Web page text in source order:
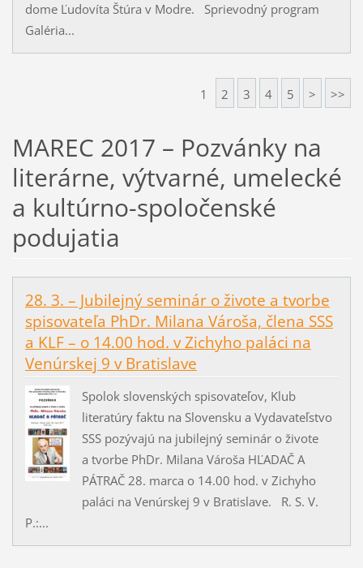
dome Ľudovíta Štúra v Modre. Sprievodný program
Galéria...
1 2 3 4 5 > >>
MAREC 2017 – Pozvánky na
literárne, výtvarné, umelecké
a kultúrno-spoločenské
podujatia
28. 3. – Jubilejný seminár o živote a tvorbe
spisovateľa PhDr. Milana Vároša, člena SSS
a KLF – o 14.00 hod. v Zichyho paláci na
Venúrskej 9 v Bratislave
Spolok slovenských spisovateľov, Klub
literatúry faktu na Slovensku a Vydavateľstvo
SSS pozývajú na jubilejný seminár o živote
a tvorbe PhDr. Milana Vároša HĽADAČ A
PÁTRAČ 28. marca o 14.00 hod. v Zichyho
paláci na Venúrskej 9 v Bratislave. R. S. V.
P.:...